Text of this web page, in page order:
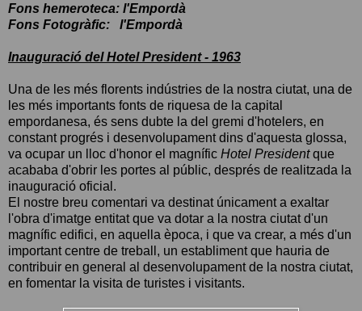
Fons hemeroteca: l'Empordà
Fons Fotogràfic: l'Empordà
Inauguració del Hotel President - 1963
Una de les més florents indústries de la nostra ciutat, una de
les més importants fonts de riquesa de la capital
empordanesa, és sens dubte la del gremi d'hotelers, en
constant progrés i desenvolupament dins d'aquesta glossa,
va ocupar un lloc d'honor el magnífic Hotel Presidentque
acababa d'obrir les portes al públic, després de realitzada la
inauguració oficial.
El nostre breu comentari va destinat únicament a exaltar
l'obra d'imatge entitat que va dotar a la nostra ciutat d'un
magnífic edifici, en aquella època, i que va crear, a més d'un
important centre de treball, un establiment que hauria de
contribuir en general al desenvolupament de la nostra ciutat,
en fomentar la visita de turistes i visitants.